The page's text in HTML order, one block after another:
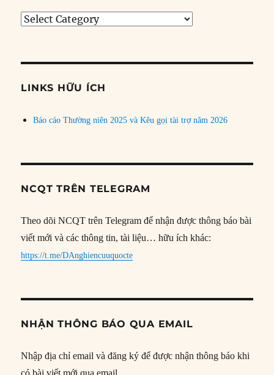
Tìm
đề
LINKS HỮU ÍCH
Báo cáo Thường niên 2025 và Kêu gọi tài trợ năm 2026
NCQT TRÊN TELEGRAM
Theo dõi NCQT trên Telegram để nhận được thông báo bài
viết mới và các thông tin, tài liệu… hữu ích khác:
https://t.me/DAnghiencuuquocte
NHẬN THÔNG BÁO QUA EMAIL
Nhập địa chỉ email và đăng ký để được nhận thông báo khi
có bài viết mới qua email.